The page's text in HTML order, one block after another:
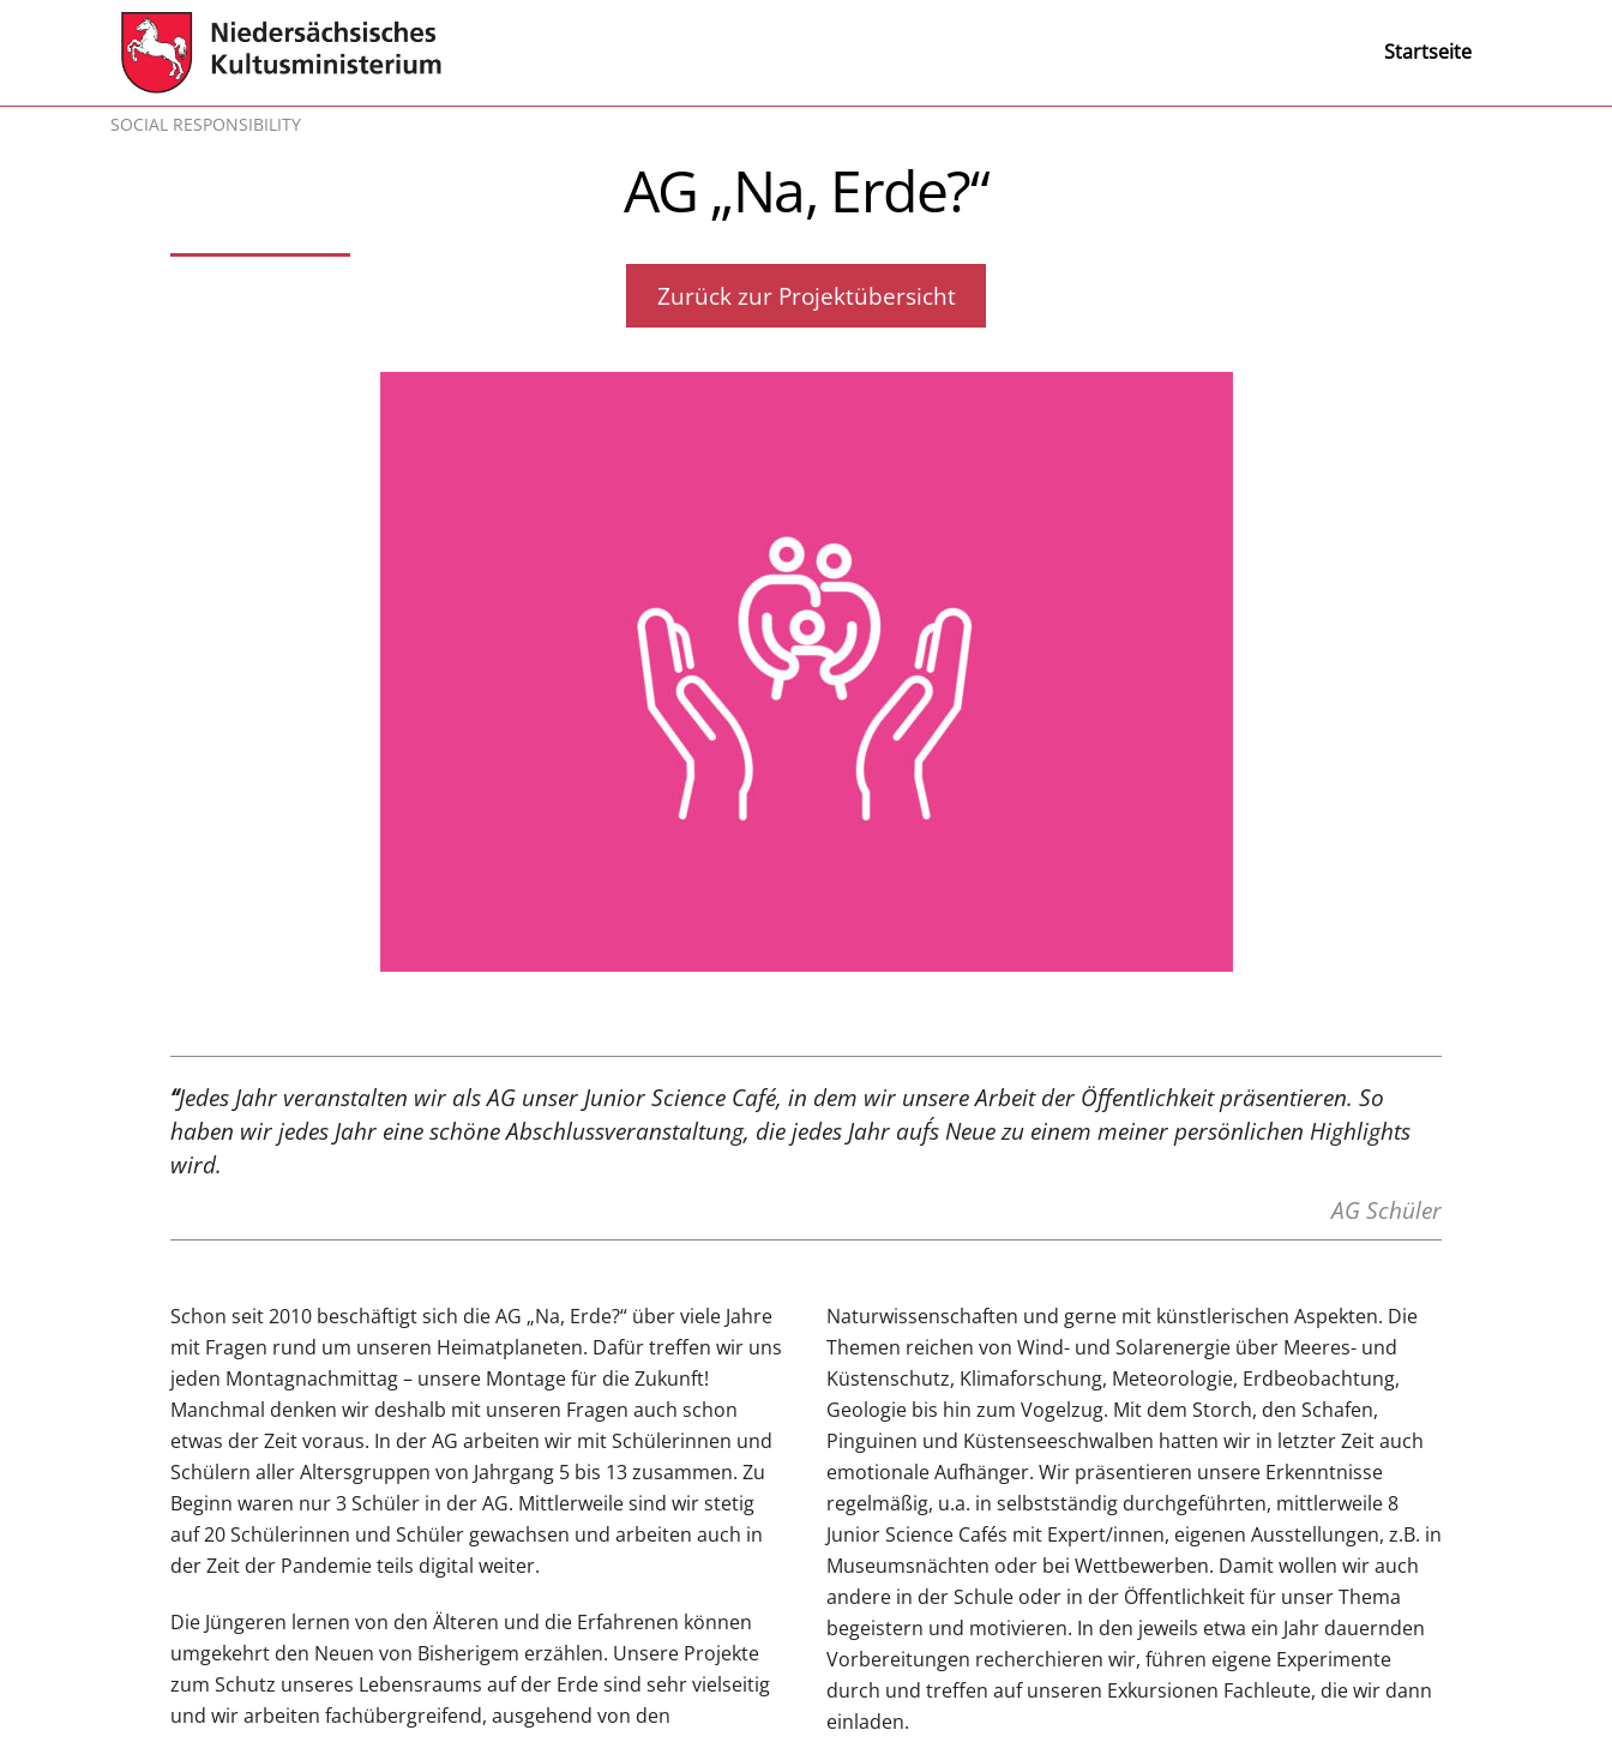
Startseite
SOCIAL RESPONSIBILITY
AG „Na, Erde?“
Zurück zur Projektübersicht
“Jedes Jahr veranstalten wir als AG unser Junior Science Café, in dem wir unsere Arbeit der Öffentlichkeit präsentieren. So
haben wir jedes Jahr eine schöne Abschlussveranstaltung, die jedes Jahr auf´s Neue zu einem meiner persönlichen Highlights
wird.
AG Schüler
Schon seit 2010 beschäftigt sich die AG „Na, Erde?“ über viele Jahre
mit Fragen rund um unseren Heimatplaneten. Dafür treffen wir uns
jeden Montagnachmittag – unsere Montage für die Zukunft!
Manchmal denken wir deshalb mit unseren Fragen auch schon
etwas der Zeit voraus. In der AG arbeiten wir mit Schülerinnen und
Schülern aller Altersgruppen von Jahrgang 5 bis 13 zusammen. Zu
Beginn waren nur 3 Schüler in der AG. Mittlerweile sind wir stetig
auf 20 Schülerinnen und Schüler gewachsen und arbeiten auch in
der Zeit der Pandemie teils digital weiter.
Die Jüngeren lernen von den Älteren und die Erfahrenen können
umgekehrt den Neuen von Bisherigem erzählen. Unsere Projekte
zum Schutz unseres Lebensraums auf der Erde sind sehr vielseitig
und wir arbeiten fachübergreifend, ausgehend von den
Naturwissenschaften und gerne mit künstlerischen Aspekten. Die
Themen reichen von Wind- und Solarenergie über Meeres- und
Küstenschutz, Klimaforschung, Meteorologie, Erdbeobachtung,
Geologie bis hin zum Vogelzug. Mit dem Storch, den Schafen,
Pinguinen und Küstenseeschwalben hatten wir in letzter Zeit auch
emotionale Aufhänger. Wir präsentieren unsere Erkenntnisse
regelmäßig, u.a. in selbstständig durchgeführten, mittlerweile 8
Junior Science Cafés mit Expert/innen, eigenen Ausstellungen, z.B. in
Museumsnächten oder bei Wettbewerben. Damit wollen wir auch
andere in der Schule oder in der Öffentlichkeit für unser Thema
begeistern und motivieren. In den jeweils etwa ein Jahr dauernden
Vorbereitungen recherchieren wir, führen eigene Experimente
durch und treffen auf unseren Exkursionen Fachleute, die wir dann
einladen.